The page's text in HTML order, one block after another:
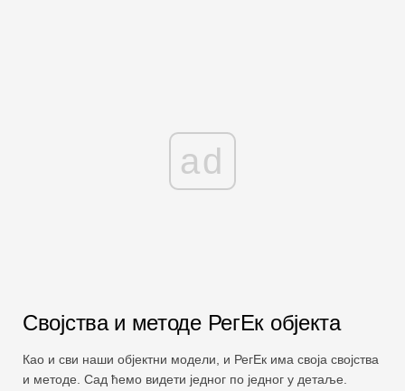
ad
Својства и методе РегЕк објекта
Као и сви наши објектни модели, и РегЕк има своја својства
и методе. Сад ћемо видети једног по једног у детаље.